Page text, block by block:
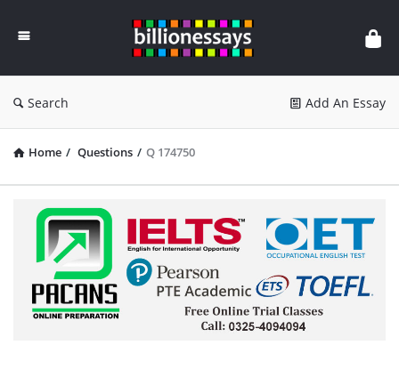
Essays
Search Add An Essay
Home / Questions / Q 174750